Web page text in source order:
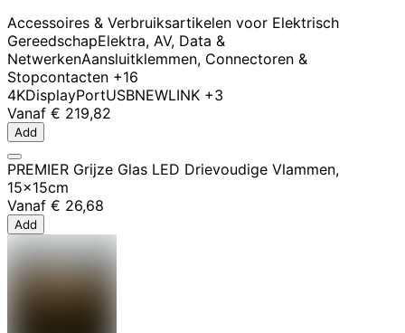
Accessoires & Verbruiksartikelen voor Elektrisch
GereedschapElektra, AV, Data &
NetwerkenAansluitklemmen, Connectoren &
Stopcontacten +16
4KDisplayPortUSBNEWLINK +3
Vanaf € 219,82
Add
PREMIER Grijze Glas LED Drievoudige Vlammen,
15x15cm
Vanaf € 26,68
Add